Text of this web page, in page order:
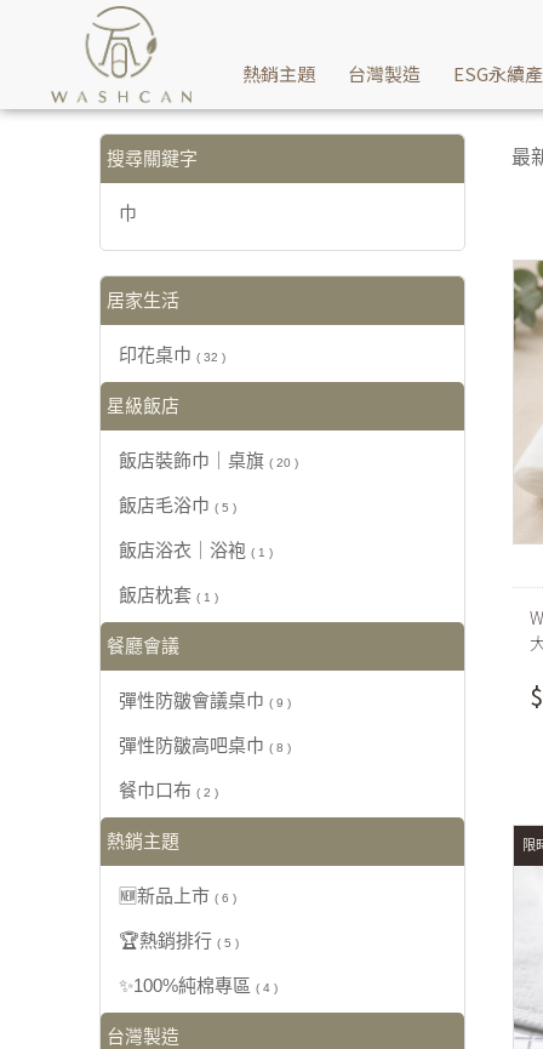
【巾】搜尋結果 | Washcan瓦士肯
熱銷主題 台灣製造 ESG永續
搜尋關鍵字
巾
居家生活
印花桌巾 ( 32 )
星級飯店
飯店裝飾巾｜桌旗 ( 20 )
飯店毛浴巾 ( 5 )
飯店浴衣｜浴袍 ( 1 )
飯店枕套 ( 1 )
餐廳會議
彈性防皺會議桌巾 ( 9 )
彈性防皺高吧桌巾 ( 8 )
餐巾口布 ( 2 )
熱銷主題
🆕新品上市 ( 6 )
🏆熱銷排行 ( 5 )
✨100%純棉專區 ( 4 )
台灣製造
最
限